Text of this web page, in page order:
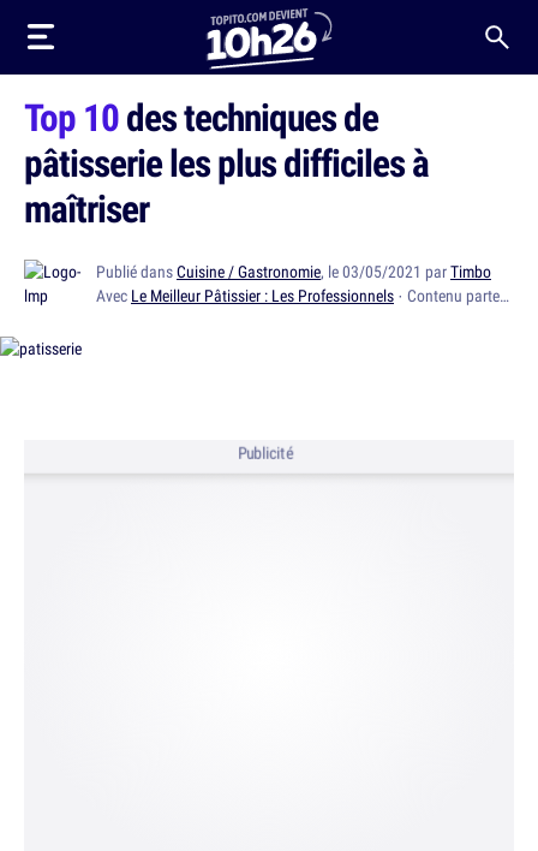
Top 10des techniques de
pâtisserie les plus difficiles à
maîtriser
Publié dansCuisine / Gastronomie, le 03/05/2021 parTimbo
Avec Le Meilleur Pâtissier : Les Professionnels · Contenu partenaire
Publicité